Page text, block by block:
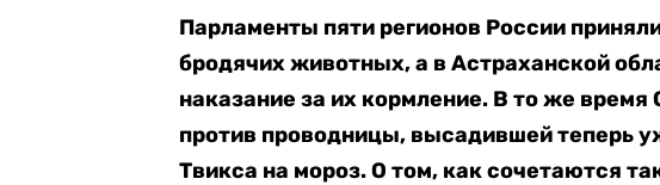
Парламенты пяти регионов России
бродячих животных, а в Астраханской
наказание за их кормление. В то же
против проводницы, высадившей теперь
Твикса на мороз. О том, как сочетаются